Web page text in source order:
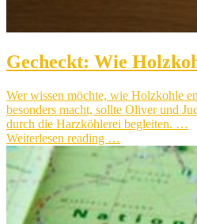
Gecheckt: Wie
Wer wissen möchte, wie Holzkohle
besonders macht, sollte Oliver und
durch die Harzköhlerei begleiten. …
Weiterlesen reading …